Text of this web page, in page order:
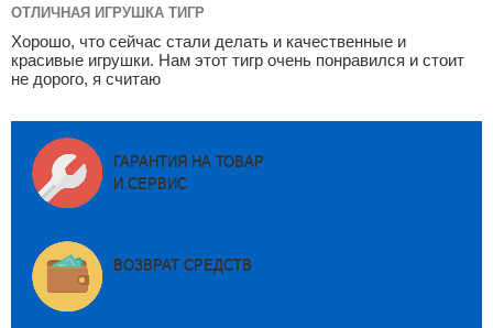
ОТЛИЧНАЯ ИГРУШКА ТИГР
Хорошо, что сейчас стали делать и качественные и
красивые игрушки. Нам этот тигр очень понравился и стоит
не дорого, я считаю
ГАРАНТИЯ НА ТОВАР
И СЕРВИС
ВОЗВРАТ СРЕДСТВ